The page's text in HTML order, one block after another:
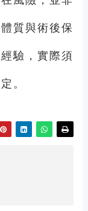
質與術後保
驗，實際須
。